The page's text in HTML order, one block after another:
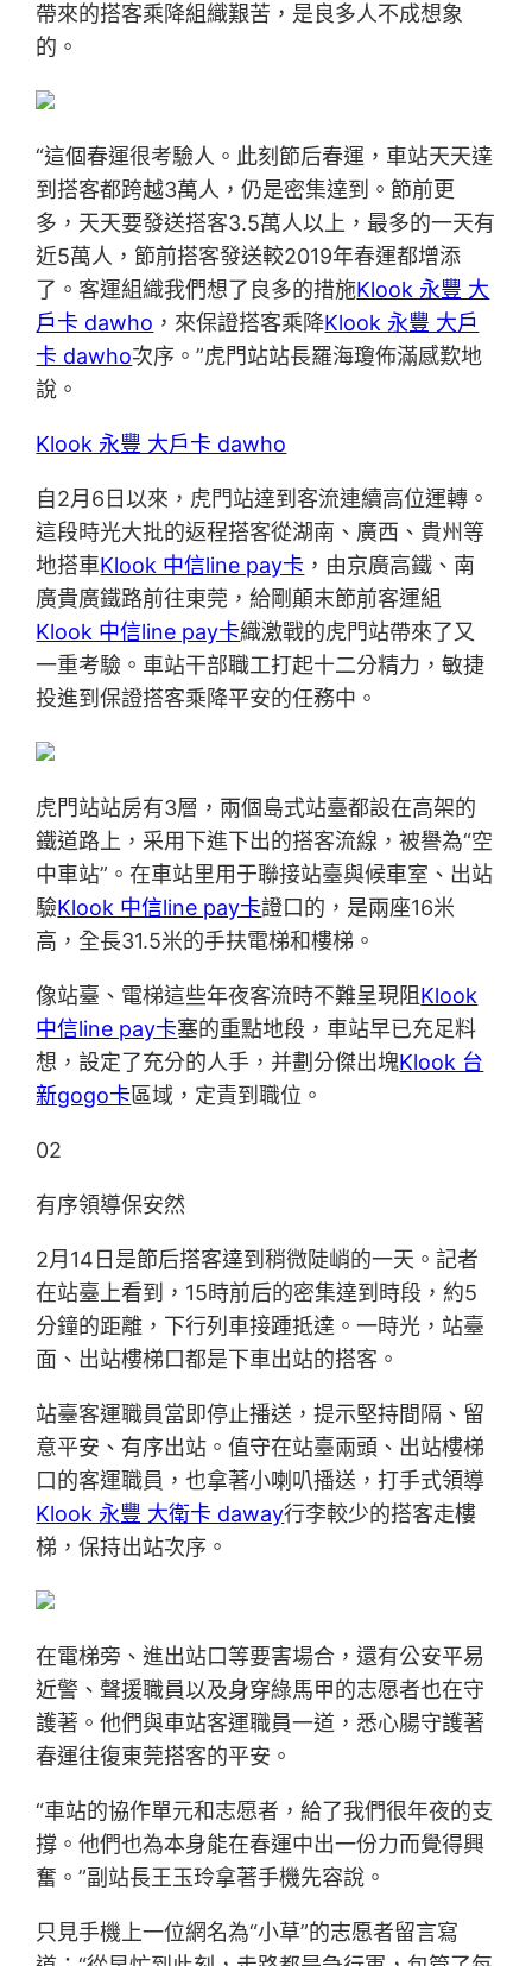
帶來的搭客乘降組織艱苦，是良多人不成想象
的。
“這個春運很考驗人。此刻節后春運，車站天天達
到搭客都跨越3萬人，仍是密集達到。節前更
多，天天要發送搭客3.5萬人以上，最多的一天有
近5萬人，節前搭客發送較2019年春運都增添
了。客運組織我們想了良多的措施Klook 永豐 大
戶卡 dawho ，來保證搭客乘降Klook 永豐 大戶
卡 dawho次序。”虎門站站長羅海瓊佈滿感歎地
說。
Klook 永豐 大戶卡 dawho
自2月6日以來，虎門站達到客流連續高位運轉。
這段時光大批的返程搭客從湖南、廣西、貴州等
地搭車Klook 中信line pay卡 ，由京廣高鐵、南
廣貴廣鐵路前往東莞，給剛顛末節前客運組
Klook 中信line pay卡織激戰的虎門站帶來了又
一重考驗。車站干部職工打起十二分精力，敏捷
投進到保證搭客乘降平安的任務中。
虎門站站房有3層，兩個島式站臺都設在高架的
鐵道路上，采用下進下出的搭客流線，被譽為“空
中車站”。在車站里用于聯接站臺與候車室、出站
驗Klook 中信line pay卡證口的，是兩座16米
高，全長31.5米的手扶電梯和樓梯。
像站臺、電梯這些年夜客流時不難呈現阻Klook
中信line pay卡塞的重點地段，車站早已充足料
想，設定了充分的人手，并劃分傑出塊Klook 台
新gogo卡區域，定責到職位。
02
有序領導保安然
2月14日是節后搭客達到稍微陡峭的一天。記者
在站臺上看到，15時前后的密集達到時段，約5
分鐘的距離，下行列車接踵抵達。一時光，站臺
面、出站樓梯口都是下車出站的搭客。
站臺客運職員當即停止播送，提示堅持間隔、留
意平安、有序出站。值守在站臺兩頭、出站樓梯
口的客運職員，也拿著小喇叭播送，打手式領導
Klook 永豐 大衛卡 daway行李較少的搭客走樓
梯，保持出站次序。
在電梯旁、進出站口等要害場合，還有公安平易
近警、聲援職員以及身穿綠馬甲的志愿者也在守
護著。他們與車站客運職員一道，悉心腸守護著
春運往復東莞搭客的平安。
“車站的協作單元和志愿者，給了我們很年夜的支
撐。他們也為本身能在春運中出一份力而覺得興
奮。”副站長王玉玲拿著手機先容說。
只見手機上一位網名為“小草”的志愿者留言寫